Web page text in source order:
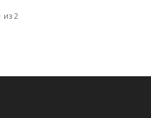
из 2